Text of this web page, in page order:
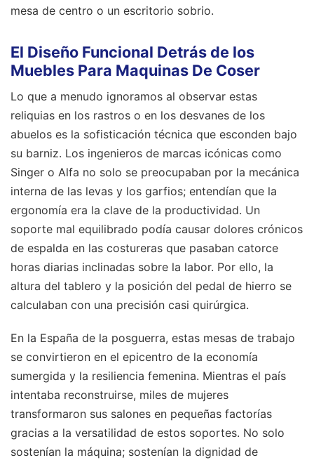
mesa de centro o un escritorio sobrio.
El Diseño Funcional Detrás de los
Muebles Para Maquinas De Coser
Lo que a menudo ignoramos al observar estas
reliquias en los rastros o en los desvanes de los
abuelos es la sofisticación técnica que esconden bajo
su barniz. Los ingenieros de marcas icónicas como
Singer o Alfa no solo se preocupaban por la mecánica
interna de las levas y los garfios; entendían que la
ergonomía era la clave de la productividad. Un
soporte mal equilibrado podía causar dolores crónicos
de espalda en las costureras que pasaban catorce
horas diarias inclinadas sobre la labor. Por ello, la
altura del tablero y la posición del pedal de hierro se
calculaban con una precisión casi quirúrgica.
En la España de la posguerra, estas mesas de trabajo
se convirtieron en el epicentro de la economía
sumergida y la resiliencia femenina. Mientras el país
intentaba reconstruirse, miles de mujeres
transformaron sus salones en pequeñas factorías
gracias a la versatilidad de estos soportes. No solo
sostenían la máquina; sostenían la dignidad de